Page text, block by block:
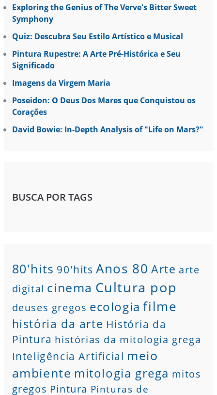
Exploring the Genius of The Verve's Bitter Sweet
Symphony
Quiz: Descubra Seu Estilo Artístico e Musical
Pintura Rupestre: A Arte Pré-Histórica e Seu
Significado
Imagens da Virgem Maria
Poseidon: O Deus Dos Mares que Conquistou os
Corações
David Bowie: In-Depth Analysis of "Life on Mars?"
BUSCA POR TAGS
80'hits 90'hits Anos 80 Arte arte
digital cinema Cultura pop
deuses gregos ecologia filme
história da arte História da
Pintura histórias da mitologia grega
Inteligência Artificial meio
ambiente mitologia grega mitos
gregos Pintura Pinturas de